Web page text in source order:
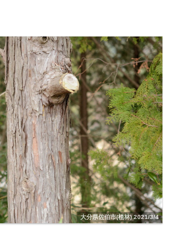
大分県佐伯市(植林) 2021/3/4